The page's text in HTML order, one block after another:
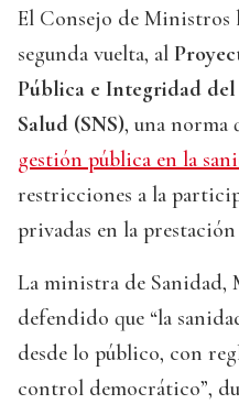
El Consejo de Ministros
segunda vuelta, al
Pública e Integridad
Salud (SNS), una norma
gestión pública en la
restricciones a la
privadas en la
La ministra de Sanidad,
defendido que “la
desde lo público, con
control democrático”,